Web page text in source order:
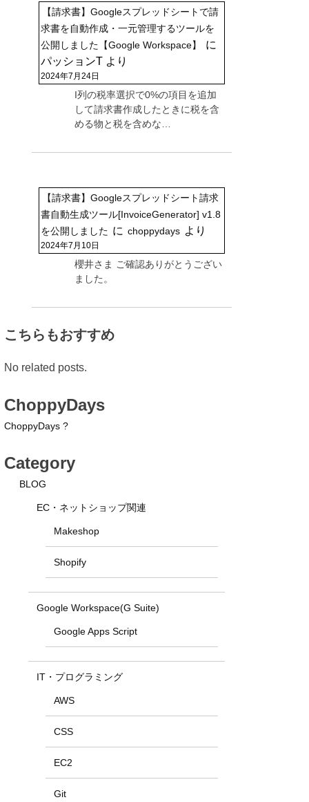
【請求書】Googleスプレッドシートで請
求書を自動作成・一元管理するツールを
公開しました【Google Workspace】
に
パッションT より
2024年7月24日
I列の税率選択で0%の項目を追加
して請求書作成したときに税を含
める物と税を含めな…
【請求書】Googleスプレッドシート請求
書自動生成ツール[InvoiceGenerator] v1.8
を公開しました に choppydays より
2024年7月10日
櫻井さま ご確認ありがとうござい
ました。
こちらもおすすめ
No related posts.
ChoppyDays
ChoppyDays ?
Category
BLOG
EC・ネットショップ関連
Makeshop
Shopify
Google Workspace(G Suite)
Google Apps Script
IT・プログラミング
AWS
CSS
EC2
Git